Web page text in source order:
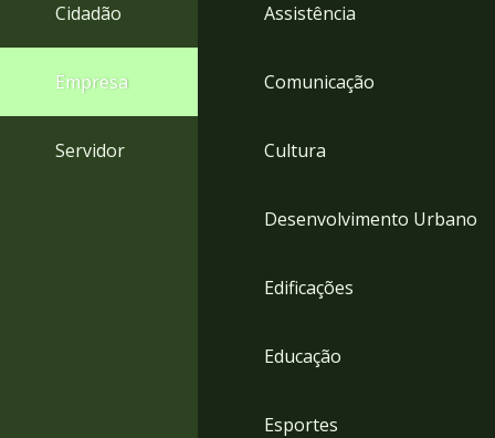
Cidadão
Empresa
Servidor
Assistência
Comunicação
Cultura
Desenvolvimento Urbano
Edificações
Educação
Esportes